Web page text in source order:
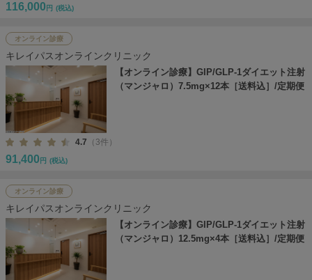
116,000 円 (税込)
オンライン診療
キレイパスオンラインクリニック
【オンライン診療】GIP/GLP-1ダイエット注射
（マンジャロ）7.5mg×12本［送料込］/定期便
4.7 （3件）
91,400 円 (税込)
オンライン診療
キレイパスオンラインクリニック
【オンライン診療】GIP/GLP-1ダイエット注射
（マンジャロ）12.5mg×4本［送料込］/定期便